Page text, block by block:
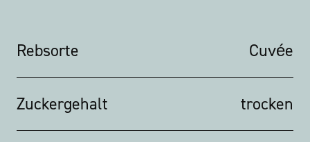
Rebsorte Cuvée
Zuckergehalt trocken